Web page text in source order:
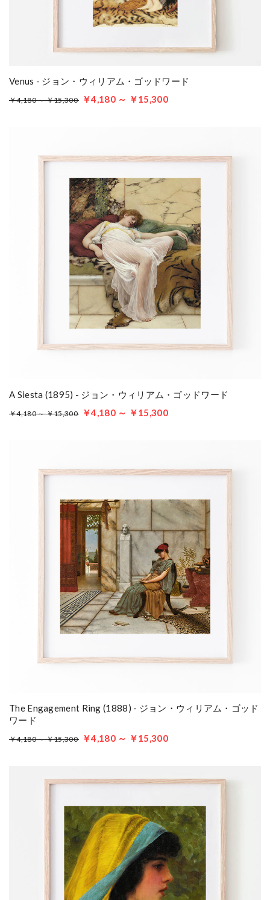
Venus - ジョン・ウィリアム・ゴッドワード
￥4,180 ～ ￥15,300 ￥4,180 ～ ￥15,300
A Siesta (1895) - ジョン・ウィリアム・ゴッドワード
￥4,180 ～ ￥15,300 ￥4,180 ～ ￥15,300
The Engagement Ring (1888) - ジョン・ウィリアム・ゴッド
ワード
￥4,180 ～ ￥15,300 ￥4,180 ～ ￥15,300